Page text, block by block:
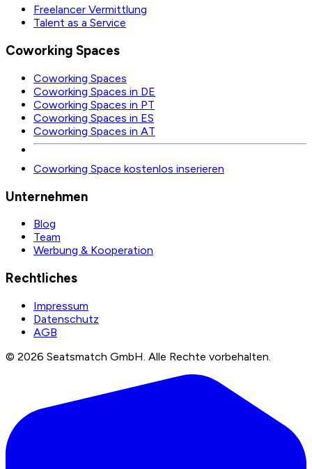
Freelancer Vermittlung
Talent as a Service
Coworking Spaces
Coworking Spaces
Coworking Spaces in DE
Coworking Spaces in PT
Coworking Spaces in ES
Coworking Spaces in AT
Coworking Space kostenlos inserieren
Unternehmen
Blog
Team
Werbung & Kooperation
Rechtliches
Impressum
Datenschutz
AGB
© 2026 Seatsmatch GmbH. Alle Rechte vorbehalten.